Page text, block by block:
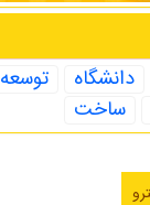
دانشگاه توسعه
ساخت